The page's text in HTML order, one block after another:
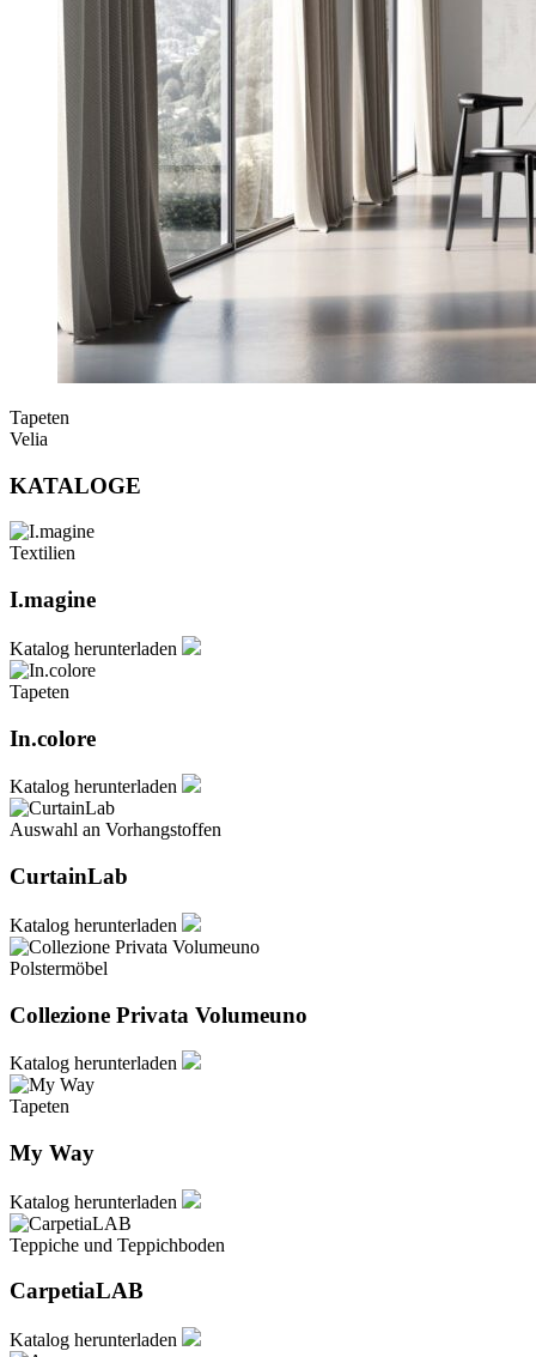
Tapeten
Velia
KATALOGE
Textilien
I.magine
Katalog herunterladen
Tapeten
In.colore
Katalog herunterladen
Auswahl an Vorhangstoffen
CurtainLab
Katalog herunterladen
Polstermöbel
Collezione Privata Volumeuno
Katalog herunterladen
Tapeten
My Way
Katalog herunterladen
Teppiche und Teppichboden
CarpetiaLAB
Katalog herunterladen